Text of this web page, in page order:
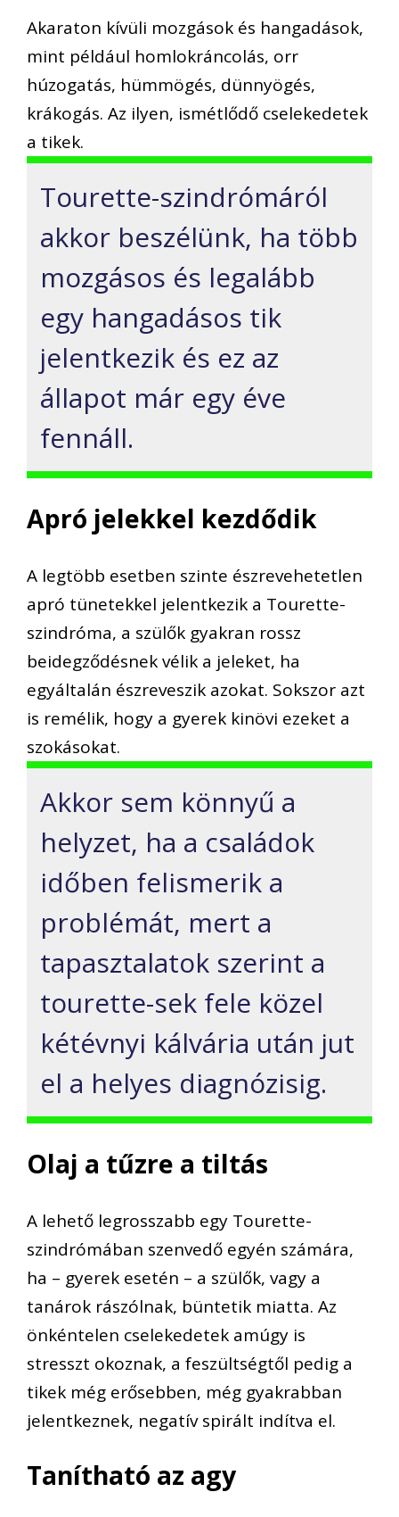
Akaraton kívüli mozgások és hangadások,
mint például homlokráncolás, orr
húzogatás, hümmögés, dünnyögés,
krákogás. Az ilyen, ismétlődő cselekedetek
a tikek.
Tourette-szindrómáról
akkor beszélünk, ha több
mozgásos és legalább
egy hangadásos tik
jelentkezik és ez az
állapot már egy éve
fennáll.
Apró jelekkel kezdődik
A legtöbb esetben szinte észrevehetetlen
apró tünetekkel jelentkezik a Tourette-
szindróma, a szülők gyakran rossz
beidegződésnek vélik a jeleket, ha
egyáltalán észreveszik azokat. Sokszor azt
is remélik, hogy a gyerek kinövi ezeket a
szokásokat.
Akkor sem könnyű a
helyzet, ha a családok
időben felismerik a
problémát, mert a
tapasztalatok szerint a
tourette-sek fele közel
kétévnyi kálvária után jut
el a helyes diagnózisig.
Olaj a tűzre a tiltás
A lehető legrosszabb egy Tourette-
szindrómában szenvedő egyén számára,
ha – gyerek esetén – a szülők, vagy a
tanárok rászólnak, büntetik miatta. Az
önkéntelen cselekedetek amúgy is
stresszt okoznak, a feszültségtől pedig a
tikek még erősebben, még gyakrabban
jelentkeznek, negatív spirált indítva el.
Tanítható az agy